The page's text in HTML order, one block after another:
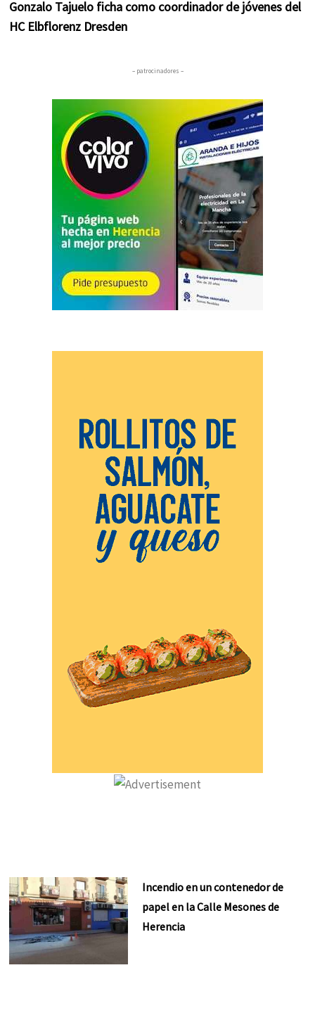
Gonzalo Tajuelo ficha como coordinador de jóvenes del
HC Elbflorenz Dresden
– patrocinadores –
Incendio en un contenedor de
papel en la Calle Mesones de
Herencia